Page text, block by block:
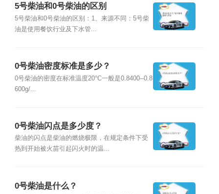
5号柴油和0号柴油的区别
5号柴油和0号柴油的区别：1、来源不同：5号柴
油是使用餐饮行业及下水管...
0号柴油密度标准是多少？
0号柴油的密度在标准温度20°C一般是0.8400--0.8
600g/...
0号柴油闪点是多少度？
柴油的闪点是柴油的燃烧极限，在规定条件下受
热到开始被火苗引起闪火时的温...
0号柴油是什么？